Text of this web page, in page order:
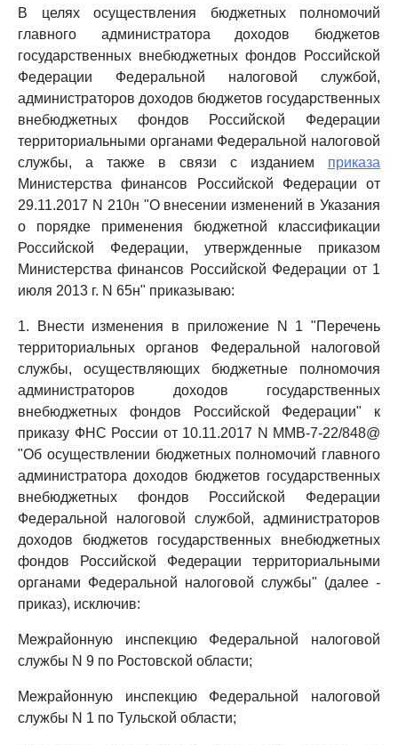
В целях осуществления бюджетных полномочий
главного администратора доходов бюджетов
государственных внебюджетных фондов Российской
Федерации Федеральной налоговой службой,
администраторов доходов бюджетов государственных
внебюджетных фондов Российской Федерации
территориальными органами Федеральной налоговой
службы, а также в связи с изданием приказа
Министерства финансов Российской Федерации от
29.11.2017 N 210н "О внесении изменений в Указания
о порядке применения бюджетной классификации
Российской Федерации, утвержденные приказом
Министерства финансов Российской Федерации от 1
июля 2013 г. N 65н" приказываю:
1. Внести изменения в приложение N 1 "Перечень
территориальных органов Федеральной налоговой
службы, осуществляющих бюджетные полномочия
администраторов доходов государственных
внебюджетных фондов Российской Федерации" к
приказу ФНС России от 10.11.2017 N ММВ-7-22/848@
"Об осуществлении бюджетных полномочий главного
администратора доходов бюджетов государственных
внебюджетных фондов Российской Федерации
Федеральной налоговой службой, администраторов
доходов бюджетов государственных внебюджетных
фондов Российской Федерации территориальными
органами Федеральной налоговой службы" (далее -
приказ), исключив:
Межрайонную инспекцию Федеральной налоговой
службы N 9 по Ростовской области;
Межрайонную инспекцию Федеральной налоговой
службы N 1 по Тульской области;